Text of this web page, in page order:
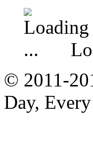
© 2011-
Day,